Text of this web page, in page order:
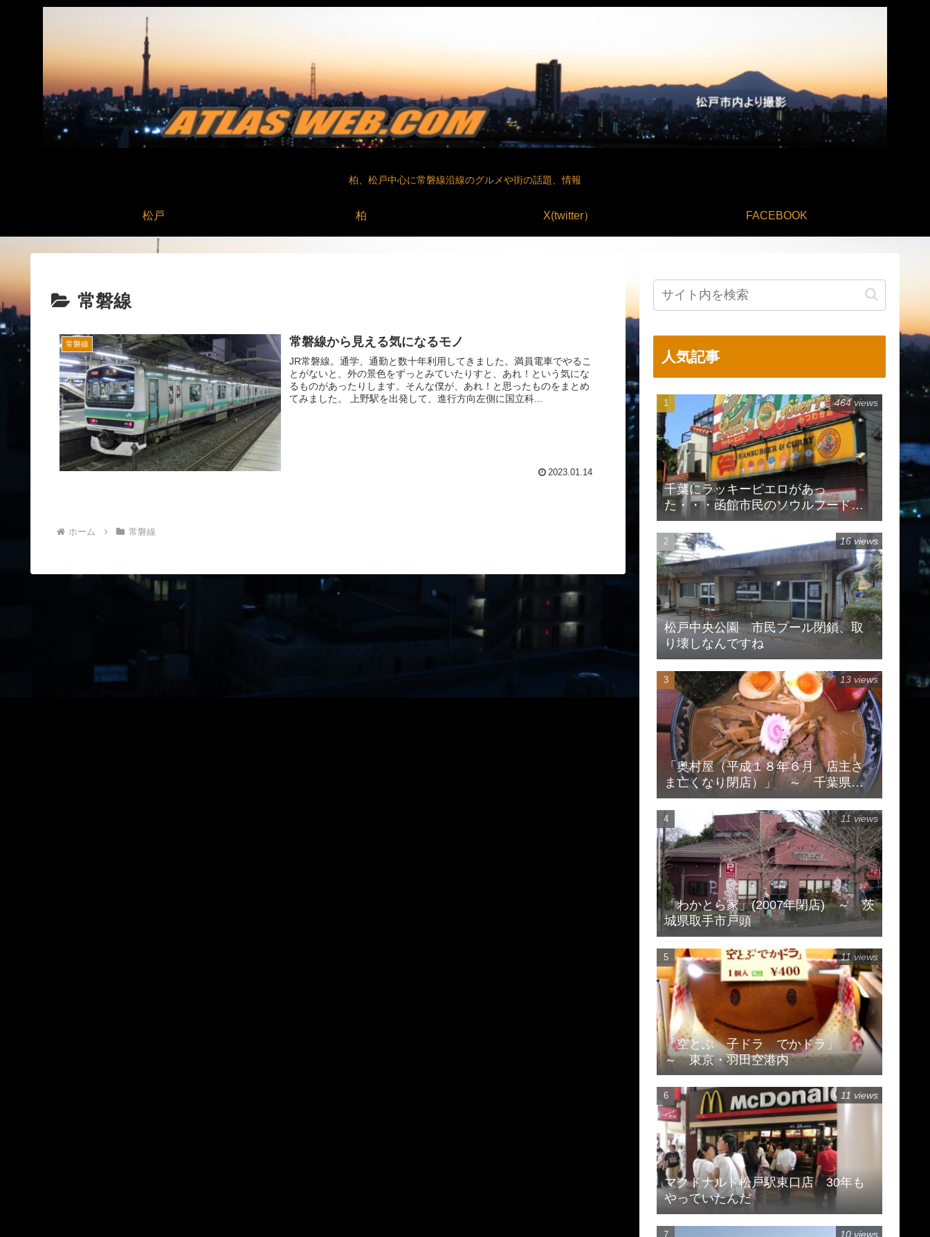
柏、松戸中心に常磐線沿線のグルメや街の話題、情報
松戸 柏 X(twitter） FACEBOOK
常磐線
常磐線 常磐線から見える気になるモノ
JR常磐線。通学、通勤と数十年利用してきました。満員電車でやるこ
とがないと、外の景色をずっとみていたりすと、あれ！という気にな
るものがあったりします。そんな僕が、あれ！と思ったものをまとめ
てみました。 上野駅を出発して、進行方向左側に国立科...
2023.01.14
ホーム 常磐線
人気記事
千葉にラッキーピエロがあっ
た・・・函館市民のソウルフードで
有名
464 views
松戸中央公園 市民プール閉鎖、取
り壊しなんですね
16 views
「奥村屋（平成１８年６月 店主さ
ま亡くなり閉店）」 ～ 千葉県柏
市豊住
13 views
「わかとら家」(2007年閉店) ～ 茨
城県取手市戸頭
11 views
「空とぶ 子ドラ でかドラ」
～ 東京・羽田空港内
11 views
マクドナルド松戸駅東口店 30年も
やっていたんだ
11 views
10 views